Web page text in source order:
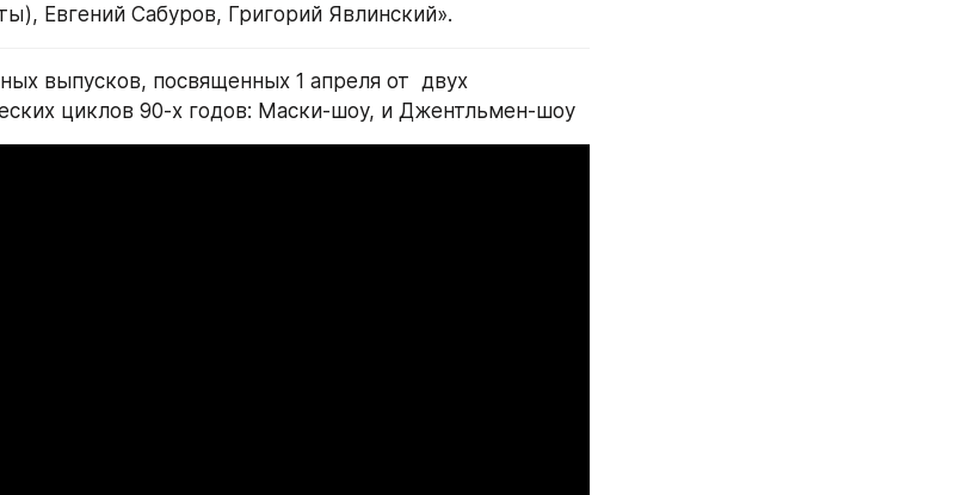
Евгений Сабуров, Григорий Явлинский».
выпусков, посвященных 1 апреля от  двух
циклов 90-х годов: Маски-шоу, и Джентльмен-шоу